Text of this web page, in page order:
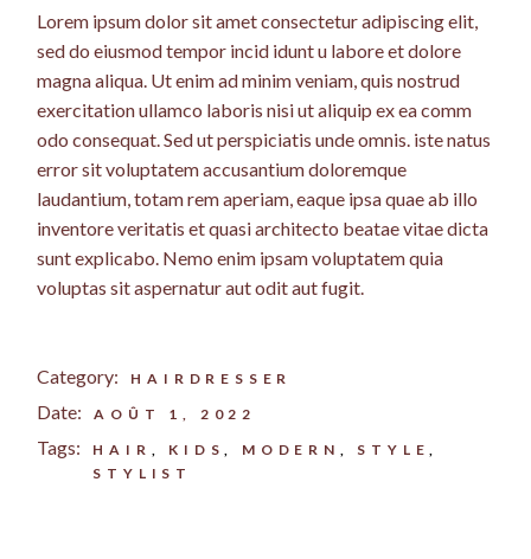
Lorem ipsum dolor sit amet consectetur adipiscing elit,
sed do eiusmod tempor incid idunt u labore et dolore
magna aliqua. Ut enim ad minim veniam, quis nostrud
exercitation ullamco laboris nisi ut aliquip ex ea comm
odo consequat. Sed ut perspiciatis unde omnis. iste natus
error sit voluptatem accusantium doloremque
laudantium, totam rem aperiam, eaque ipsa quae ab illo
inventore veritatis et quasi architecto beatae vitae dicta
sunt explicabo. Nemo enim ipsam voluptatem quia
voluptas sit aspernatur aut odit aut fugit.
Category: HAIRDRESSER
Date: AOÛT 1, 2022
Tags: HAIR KIDS MODERN
STYLE
STYLIST